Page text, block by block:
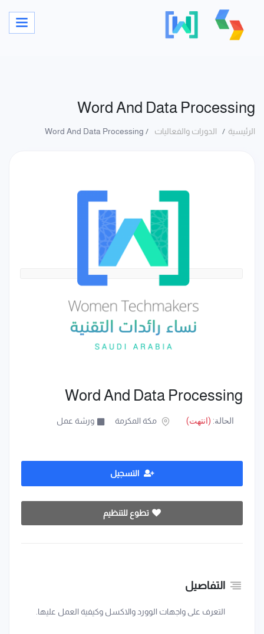
Word And Data Processing
الرئيسية الدورات والفعاليات
Word And Data Processing
الحالة: (انتهت) مكة المكرمة ورشة عمل
التسجيل
تطوع للتنظيم
التفاصيل
التعرف على واجهات الوورد والاكسل وكيفية العمل عليها.